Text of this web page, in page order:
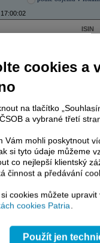
ISIN
- vývoj
cookies a
na tlačítko
a vybrané třetí
Vám mohli poskytnout
si tyto údaje můžeme
co nejlepší klientský
činnost a předávání
si cookies můžete
cookies Patria.
Použít jen